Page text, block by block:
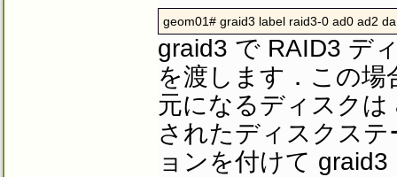
geom01# graid3 label raid3-0 ad0 ad2
graid3 で RAID3 デ
を渡します．この
元になるディスク
されたディスクス
ョンを付けて